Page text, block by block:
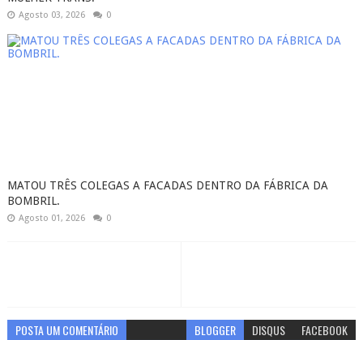
Agosto 03, 2026 0
MATOU TRÊS COLEGAS A FACADAS DENTRO DA FÁBRICA DA
BOMBRIL.
Agosto 01, 2026 0
POSTA UM COMENTÁRIO BLOGGER DISQUS FACEBOOK